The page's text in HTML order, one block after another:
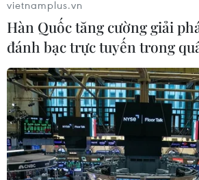
vietnamplus.vn
Hàn Quốc tăng cường giải
đánh bạc trực tuyến trong